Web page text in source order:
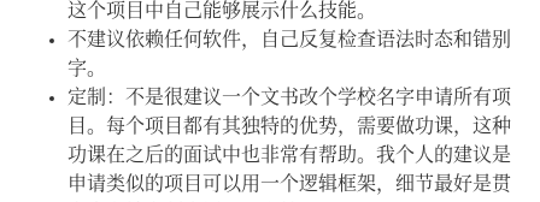
这个项目中自己能够展示什么技能。
不建议依赖任何软件，自己反复检查语法时态和错别
字。
定制：不是很建议一个文书改个学校名字申请所有项
目。每个项目都有其独特的优势，需要做功课，这种
功课在之后的面试中也非常有帮助。我个人的建议是
申请类似的项目可以用一个逻辑框架，细节最好是贯